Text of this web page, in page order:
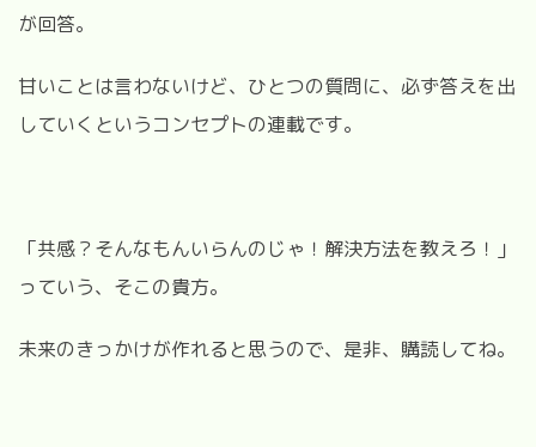
が回答。
甘いことは言わないけど、ひとつの質問に、必ず答えを出
していくというコンセプトの連載です。
「共感？そんなもんいらんのじゃ！解決方法を教えろ！」
っていう、そこの貴方。
未来のきっかけが作れると思うので、是非、購読してね。